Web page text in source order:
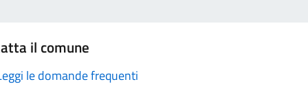
il comune
le domande frequenti